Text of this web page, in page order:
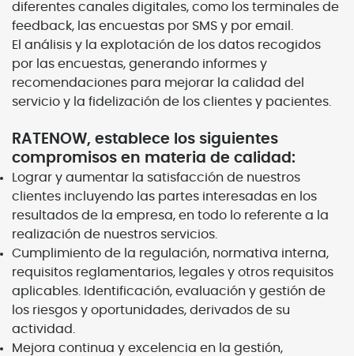
diferentes canales digitales, como los terminales de
feedback, las encuestas por SMS y por email.
El análisis y la explotación de los datos recogidos
por las encuestas, generando informes y
recomendaciones para mejorar la calidad del
servicio y la fidelización de los clientes y pacientes.
RATENOW, establece los siguientes
compromisos en materia de calidad:
Lograr y aumentar la satisfacción de nuestros
clientes incluyendo las partes interesadas en los
resultados de la empresa, en todo lo referente a la
realización de nuestros servicios.
Cumplimiento de la regulación, normativa interna,
requisitos reglamentarios, legales y otros requisitos
aplicables. Identificación, evaluación y gestión de
los riesgos y oportunidades, derivados de su
actividad.
Mejora continua y excelencia en la gestión,